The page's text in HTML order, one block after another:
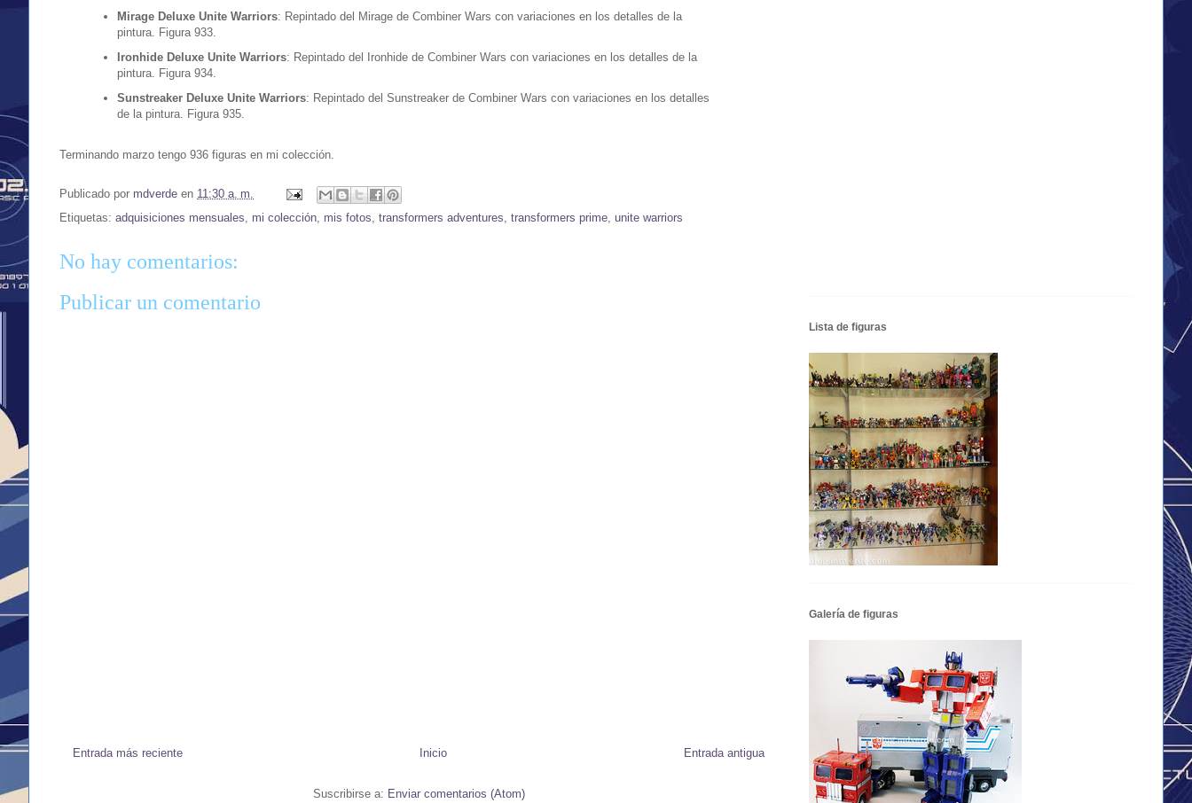
Mirage Deluxe Unite Warriors: Repintado del Mirage de Combiner Wars con variaciones en los detalles de la
pintura. Figura 933.
Ironhide Deluxe Unite Warriors: Repintado del Ironhide de Combiner Wars con variaciones en los detalles de la
pintura. Figura 934.
Sunstreaker Deluxe Unite Warriors: Repintado del Sunstreaker de Combiner Wars con variaciones en los detalles
de la pintura. Figura 935.
Terminando marzo tengo 936 figuras en mi colección.
Publicado por mdverde en 11:30 a. m.
Etiquetas: adquisiciones mensuales mi colección mis fotos transformers adventures transformers prime unite warriors
No hay comentarios:
Publicar un comentario
Entrada más reciente Entrada antigua
Inicio
Suscribirse a: Enviar comentarios (Atom)
Lista de figuras
Galería de figuras